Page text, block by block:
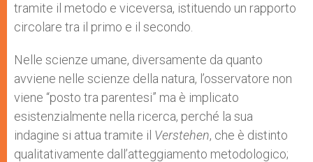
tramite il metodo e viceversa, istituendo un rapporto
circolare tra il primo e il secondo.
Nelle scienze umane, diversamente da quanto
avviene nelle scienze della natura, l’osservatore non
viene “posto tra parentesi” ma è implicato
esistenzialmente nella ricerca, perché la sua
indagine si attua tramite il Verstehen, che è distinto
qualitativamente dall’atteggiamento metodologico;